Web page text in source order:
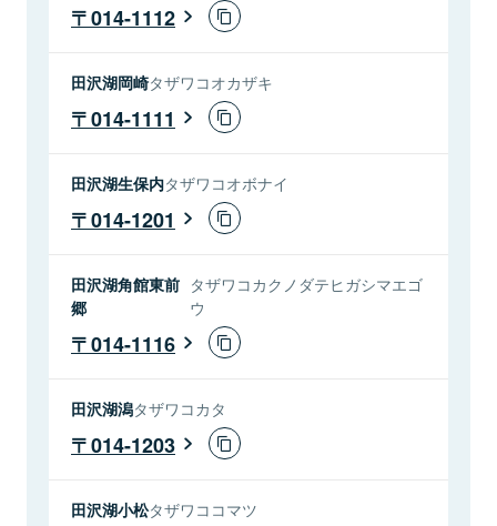
014-1112
田沢湖岡崎タザワコオカザキ
014-1111
田沢湖生保内タザワコオボナイ
014-1201
田沢湖角館東前
郷
タザワコカクノダテヒガシマエゴ
ウ
014-1116
田沢湖潟タザワコカタ
014-1203
田沢湖小松タザワココマツ